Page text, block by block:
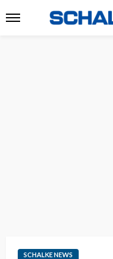
SCHALKE NEWS